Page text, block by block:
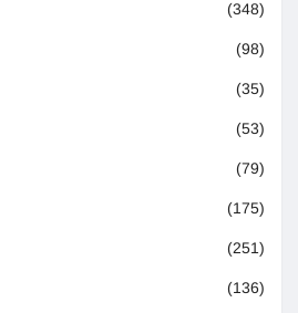
(348)
(98)
(35)
(53)
(79)
(175)
(251)
(136)